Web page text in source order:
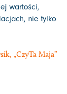
wartości,
nie tylko
„CzyTa Maja”